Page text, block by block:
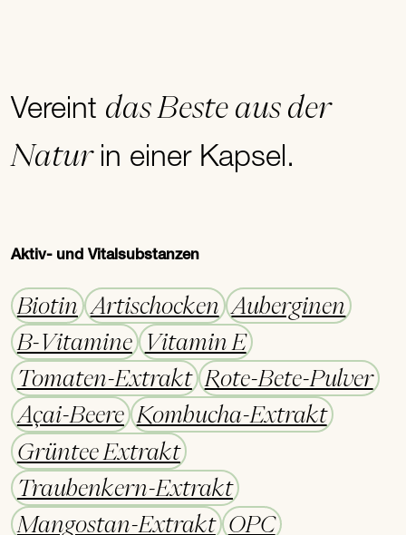
Vereint das Beste aus der
Natur in einer Kapsel.
Aktiv- und Vitalsubstanzen
Biotin Artischocken
Auberginen
B-Vitamine
Vitamin E
Tomaten-Extrakt
Rote-Bete-Pulver
Açai-Beere
Kombucha-Extrakt
Grüntee Extrakt
Traubenkern-Extrakt
Mangostan-Extrakt
OPC